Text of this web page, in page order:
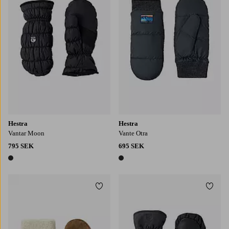
Hestra
Vantar Moon
795 SEK
1 färg
Hestra
Vante Otra
695 SEK
1 färg
Lägg till i favoriter